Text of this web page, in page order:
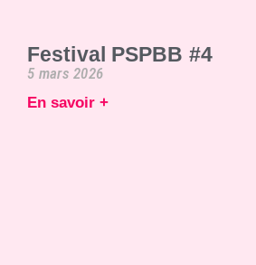
Festival PSPBB #4
5 mars 2026
En savoir +